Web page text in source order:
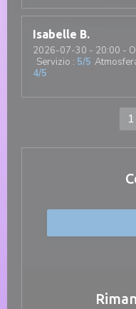
Isabelle B
2026-07-30 - 20:00 -
Servizio : 5/5
4/5
1